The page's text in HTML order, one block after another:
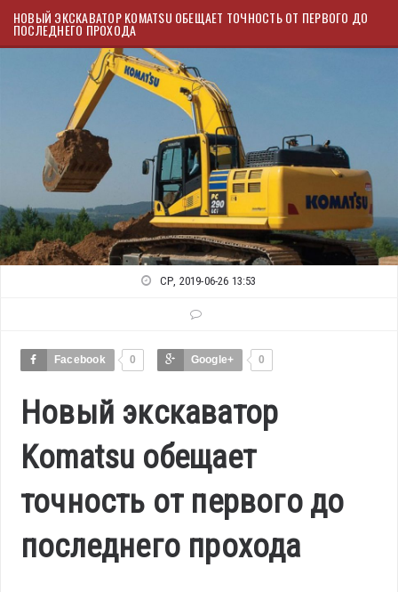
НОВЫЙ ЭКСКАВАТОР KOMATSU ОБЕЩАЕТ ТОЧНОСТЬ ОТ ПЕРВОГО ДО
ПОСЛЕДНЕГО ПРОХОДА
СР, 2019-06-26 13:53
Facebook 0 Google+ 0
Новый экскаватор
Komatsu обещает
точность от первого до
последнего прохода